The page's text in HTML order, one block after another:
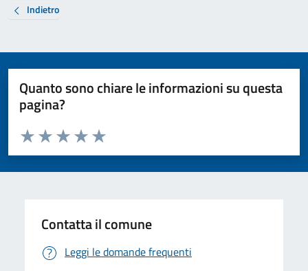
Indietro
Quanto sono chiare le informazioni su questa
pagina?
Valuta da 1 a 5 stelle la pagina
Valuta 5 stelle su 5
Valuta 4 stelle su 5
Valuta 3 stelle su 5
Valuta 2 stelle su 5
Valuta 1 stelle su 5
Contatta il comune
Leggi le domande frequenti